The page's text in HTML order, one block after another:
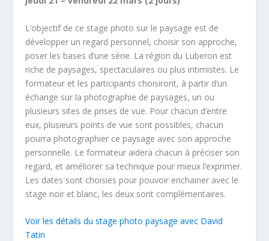
L’objectif de ce stage photo sur le paysage est de
développer un regard personnel, choisir son approche,
poser les bases d’une série. La région du Luberon est
riche de paysages, spectaculaires ou plus intimistes. Le
formateur et les participants choisiront, à partir d’un
échange sur la photographie de paysages, un ou
plusieurs sites de prises de vue. Pour chacun d’entre
eux, plusieurs points de vue sont possibles, chacun
pourra photographier ce paysage avec son approche
personnelle. Le formateur aidera chacun à préciser son
regard, et améliorer sa technique pour mieux l’exprimer.
Les dates sont choisies pour pouvoir enchainer avec le
stage noir et blanc, les deux sont complémentaires.
Voir les détails du stage photo paysage avec David
Tatin